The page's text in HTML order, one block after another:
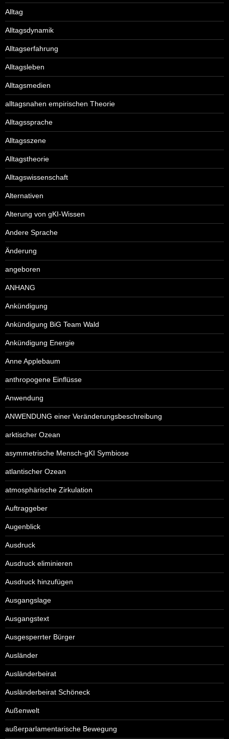
Alltag
Alltagsdynamik
Alltagserfahrung
Alltagsleben
Alltagsmedien
alltagsnahen empirischen Theorie
Alltagssprache
Alltagsszene
Alltagstheorie
Alltagswissenschaft
Alternativen
Alterung von gKI-Wissen
Andere Sprache
Änderung
angeboren
ANHANG
Ankündigung
Ankündigung BiG Team Wald
Ankündigung Energie
Anne Applebaum
anthropogene Einflüsse
Anwendung
ANWENDUNG einer Veränderungsbeschreibung
arktischer Ozean
asymmetrische Mensch-gKI Symbiose
atlantischer Ozean
atmosphärische Zirkulation
Auftraggeber
Augenblick
Ausdruck
Ausdruck eliminieren
Ausdruck hinzufügen
Ausgangslage
Ausgangstext
Ausgesperrter Bürger
Ausländer
Ausländerbeirat
Ausländerbeirat Schöneck
Außenwelt
außerparlamentarische Bewegung